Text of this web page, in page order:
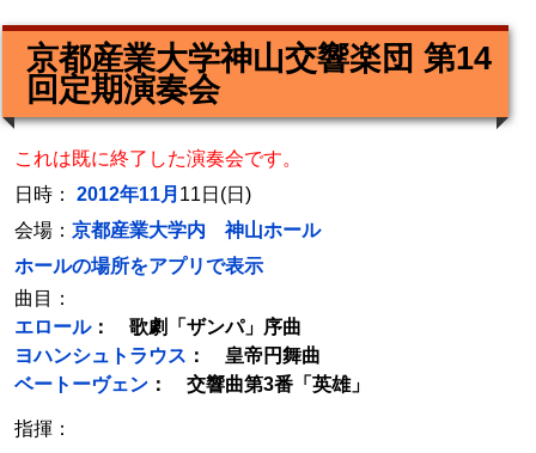
京都産業大学神山交響楽団 第14
回定期演奏会
これは既に終了した演奏会です。
日時： 2012年11月 11日(日)
会場： 京都産業大学内 神山ホール
ホールの場所をアプリで表示
曲目：
エロール： 歌劇「ザンパ」序曲
ヨハンシュトラウス ： 皇帝円舞曲
ベートーヴェン ： 交響曲第3番「英雄」
指揮：